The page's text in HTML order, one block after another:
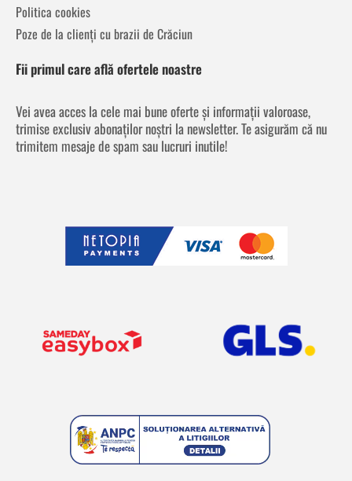
Politica cookies
Poze de la clienți cu brazii de Crăciun
Fii primul care află ofertele noastre
Vei avea acces la cele mai bune oferte și informații valoroase,
trimise exclusiv abonaților noștri la newsletter. Te asigurăm că nu
trimitem mesaje de spam sau lucruri inutile!